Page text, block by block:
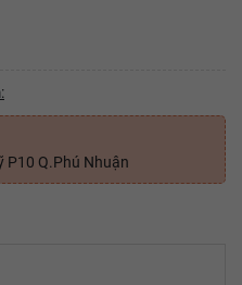
P10 Q.Phú Nhuận